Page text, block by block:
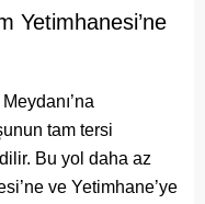
Yetimhanesi’ne
tam tersi
Bu yol daha az
ve Yetimhane’ye